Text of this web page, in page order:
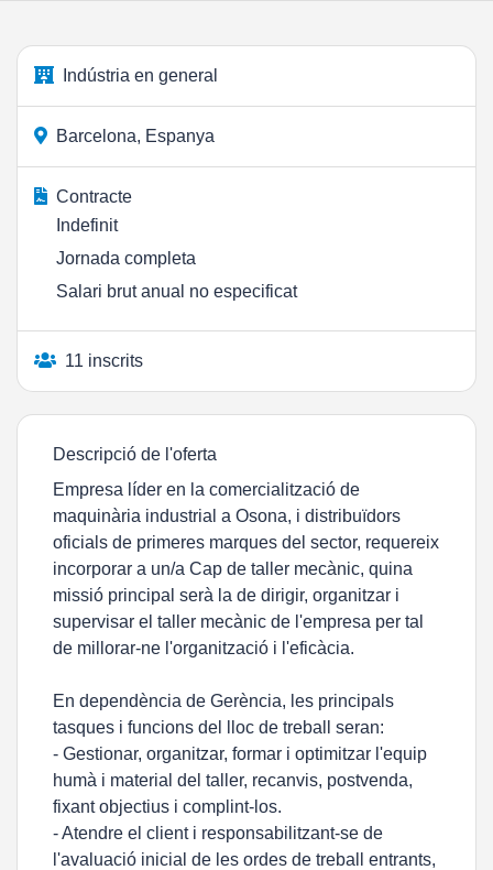
Indústria en general
Barcelona, Espanya
Contracte
Indefinit
Jornada completa
Salari brut anual no especificat
11 inscrits
Descripció de l'oferta
Empresa líder en la comercialització de
maquinària industrial a Osona, i distribuïdors
oficials de primeres marques del sector, requereix
incorporar a un/a Cap de taller mecànic, quina
missió principal serà la de dirigir, organitzar i
supervisar el taller mecànic de l'empresa per tal
de millorar-ne l'organització i l'eficàcia.
En dependència de Gerència, les principals
tasques i funcions del lloc de treball seran:
- Gestionar, organitzar, formar i optimitzar l'equip
humà i material del taller, recanvis, postvenda,
fixant objectius i complint-los.
- Atendre el client i responsabilitzant-se de
l'avaluació inicial de les ordes de treball entrants,